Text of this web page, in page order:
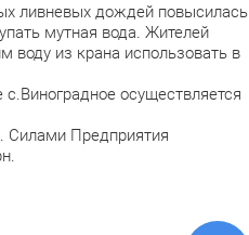
ливневых дождей повысилась
мутная вода. Жителей
из крана использовать в
осуществляется
Силами Предприятия